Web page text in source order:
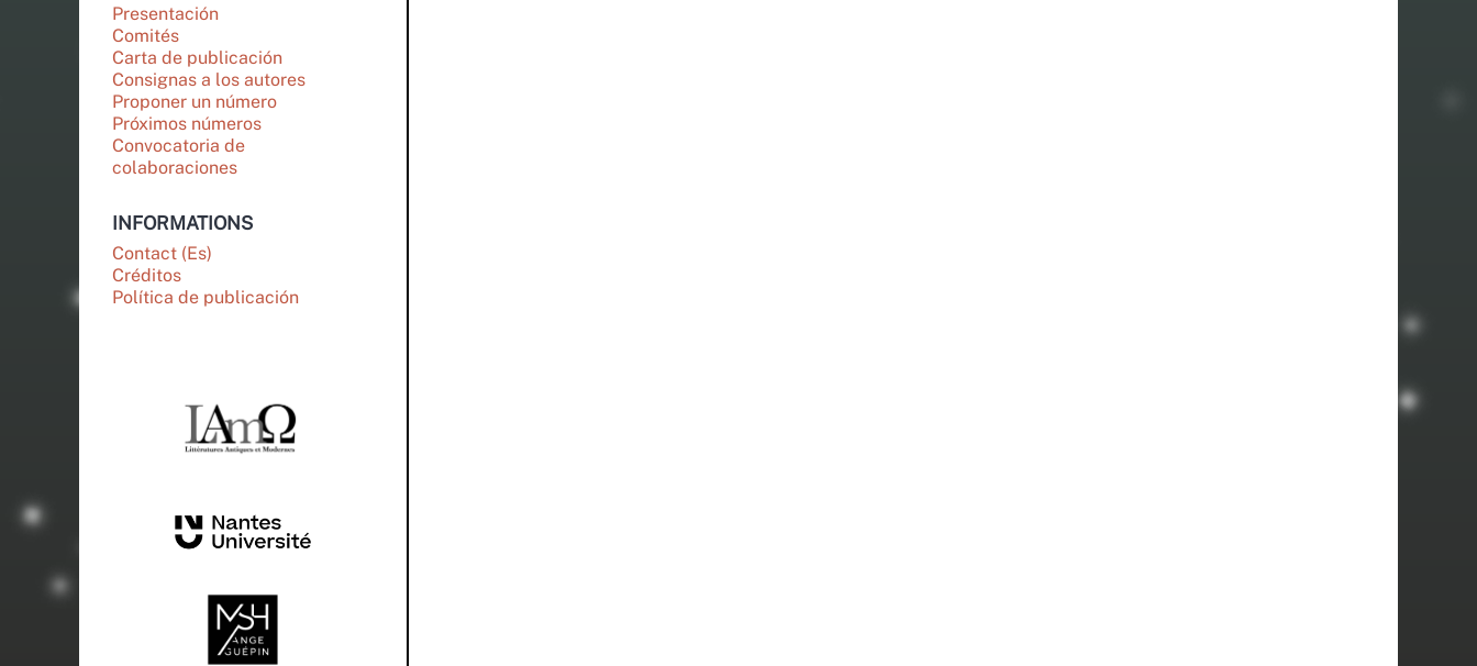
Presentación
Comités
Carta de publicación
Consignas a los autores
Proponer un número
Próximos números
Convocatoria de
colaboraciones
INFORMATIONS
Contact (Es)
Créditos
Política de publicación